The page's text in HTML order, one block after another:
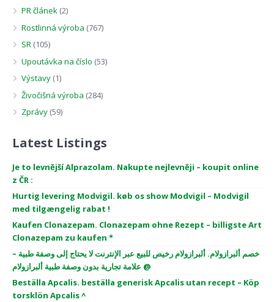
PR článek (2)
Rostlinná výroba (767)
SR (105)
Upoutávka na číslo (53)
Výstavy (1)
Živočišná výroba (284)
Zprávy (59)
Latest Listings
Je to levnější Alprazolam. Nakupte nejlevněji – koupit online
z ČR :
Hurtig levering Modvigil. køb os show Modvigil – Modvigil
med tilgængelig rabat !
Kaufen Clonazepam. Clonazepam ohne Rezept – billigste Art
Clonazepam zu kaufen *
خصم ألبرازولام. ألبرازولام رخيص للبيع عبر الإنترنت لا يحتاج إلى وصفة طبية –
علامة تجارية بدون وصفة طبية ألبرازولام @
Beställa Apcalis. beställa generisk Apcalis utan recept – Köp
torsklön Apcalis ^